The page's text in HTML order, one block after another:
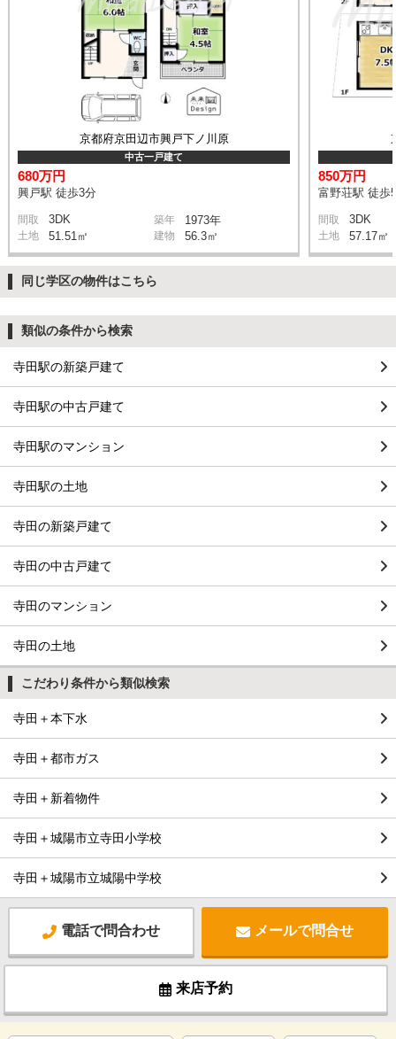
京都府京田辺市興戸下ノ川原
中古一戸建て
680万円
興戸駅 徒歩3分
間取 3DK 築年 1973年
土地 51.51㎡ 建物 56.3㎡
850万円
富野荘駅 徒歩
間取 3DK
土地 57.17㎡
同じ学区の物件はこちら
類似の条件から検索
寺田駅の新築戸建て
寺田駅の中古戸建て
寺田駅のマンション
寺田駅の土地
寺田の新築戸建て
寺田の中古戸建て
寺田のマンション
寺田の土地
こだわり条件から類似検索
寺田＋本下水
寺田＋都市ガス
寺田＋新着物件
寺田＋城陽市立寺田小学校
寺田＋城陽市立城陽中学校
電話で問合わせ メールで問合せ
来店予約